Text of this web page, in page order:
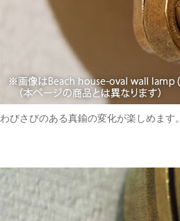
わびさびのある真鍮の変化が楽しめます。